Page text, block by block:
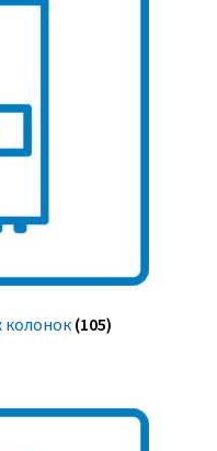
колонок (105)